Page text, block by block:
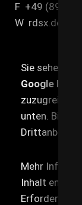
F +49 (89) 21
W rdsx.de
Sie sehen
Google Maps
zuzugreifen,
unten. Bitte
Drittanbieter
Mehr
Inhalt